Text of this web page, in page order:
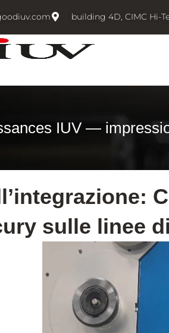
building 4D, CIMC Hi-
IUV —
sulle linee